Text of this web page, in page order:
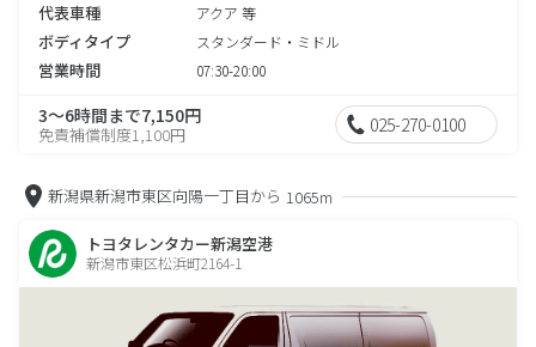
代表車種 アクア 等
ボディタイプ スタンダード・ミドル
営業時間 07:30-20:00
3～6時間まで7,150円
免責補償制度1,100円 025-270-0100
新潟県新潟市東区向陽一丁目から 1065m
トヨタレンタカー新潟空港
新潟市東区松浜町2164-1